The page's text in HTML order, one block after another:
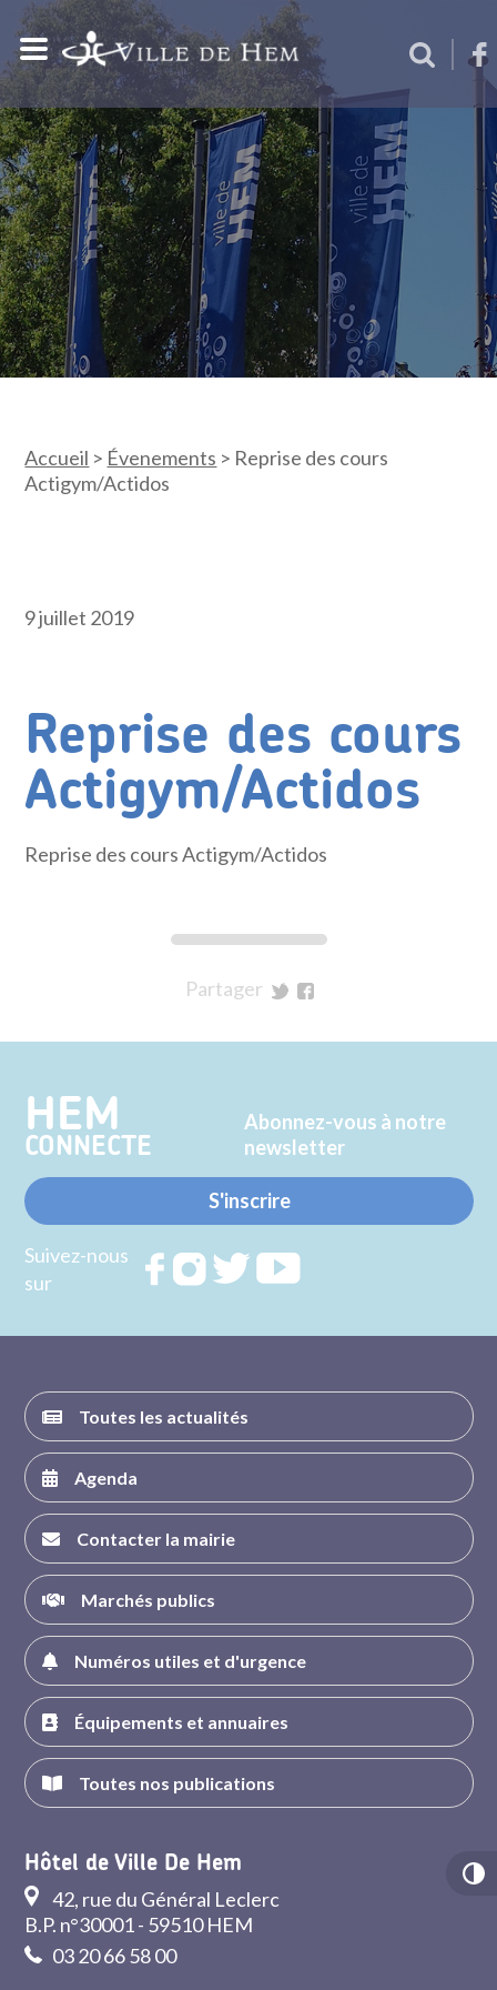
Accueil > Évenements > Reprise des cours
Actigym/Actidos
9 juillet 2019
Reprise des cours
Actigym/Actidos
Reprise des cours Actigym/Actidos
Partager
Twitter
Facebook
HEM
CONNECTE
Abonnez-vous à notre
newsletter
S'inscrire
Suivez-nous
sur
RejoignezRejoignezRejoignez
Toutes les actualités
Agenda
Contacter la mairie
Marchés publics
Numéros utiles et d'urgence
Équipements et annuaires
Toutes nos publications
Hôtel de Ville De Hem
42, rue du Général Leclerc
B.P. n°30001 - 59510 HEM
03 20 66 58 00